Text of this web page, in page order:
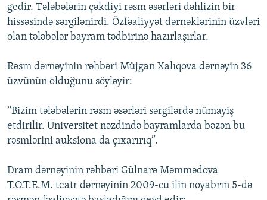
gedir. Tələbələrin çəkdiyi rəsm əsərləri dəhlizin bir
hissəsində sərgilənirdi. Özfəaliyyət dərnəklərinin üzvləri
olan tələbələr bayram tədbirinə hazırlaşırlar.
Rəsm dərnəyinin rəhbəri Müjgan Xalıqova dərnəyin 36
üzvünün olduğunu söyləyir:
“Bizim tələbələrin rəsm əsərləri sərgilərdə nümayiş
etdirilir. Universitet nəzdində bayramlarda bəzən bu
rəsmlərini auksiona da çıxarırıq”.
Dram dərnəyinin rəhbəri Gülnarə Məmmədova
T.O.T.E.M. teatr dərnəyinin 2009-cu ilin noyabrın 5-də